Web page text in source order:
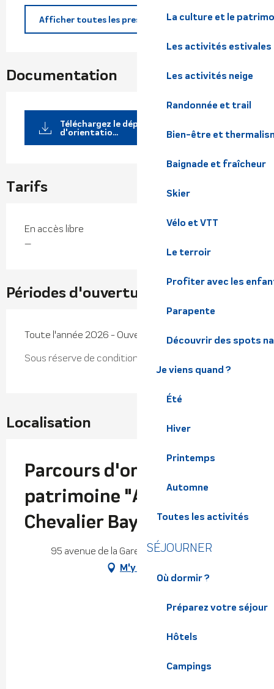
La culture et le
Les activités estivales
Les activités neige
Randonnée et trail
Bien-être et
Baignade et fraîcheur
Skier
Vélo et VTT
Le terroir
Profiter avec les
Parapente
Découvrir des spots
Je viens quand ?
Été
Hiver
Printemps
Automne
Toutes les activités
SÉJOURNER
Où dormir ?
Préparez votre séjour
Hôtels
Campings
Afficher toutes les prestations
Documentation
Téléchargez le dépliant : parcours
d'orientatio...
Tarifs
En accès libre
—
Périodes d'ouverture
Toute l'année 2026 - Ouvert tous les jours
Sous réserve de conditions météo favorables
Localisation
Parcours d'orientation
patrimoine "Au temps du
Chevalier Bayard"
95 avenue de la Gare, 38530 Pontcharra
M'y rendre